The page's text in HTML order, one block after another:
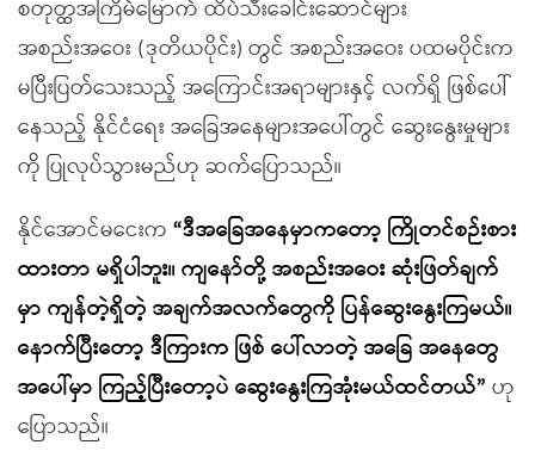
စတုတ္ထအကြိမ်မြောက် ထိပ်သီးခေါင်းဆောင်များ
အစည်းအဝေး (ဒုတိယပိုင်း) တွင် အစည်းအဝေး ပထမပိုင်းက
မပြီးပြတ်သေးသည့် အကြောင်းအရာများနှင့် လက်ရှိ ဖြစ်ပေါ်
နေသည့် နိုင်ငံရေး အခြေအနေများအပေါ်တွင် ဆွေးနွေးမှုများ
ကို ပြုလုပ်သွားမည်ဟု ဆက်ပြောသည်။
နိုင်အောင်မငေးက “ဒီအခြေအနေမှာကတော့ ကြိုတင်စဉ်းစား
ထားတာ မရှိပါဘူး။ ကျနော်တို့ အစည်းအဝေး ဆုံးဖြတ်ချက်
မှာ ကျန်တဲ့ရှိတဲ့ အချက်အလက်တွေကို ပြန်ဆွေးနွေးကြမယ်။
နောက်ပြီးတော့ ဒီကြားက ဖြစ် ပေါ်လာတဲ့ အခြေ အနေတွေ
အပေါ်မှာ ကြည့်ပြီးတော့ပဲ ဆွေးနွေးကြအုံးမယ်ထင်တယ်” ဟု
ပြောသည်။